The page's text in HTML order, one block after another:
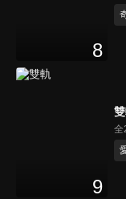
8
9
全